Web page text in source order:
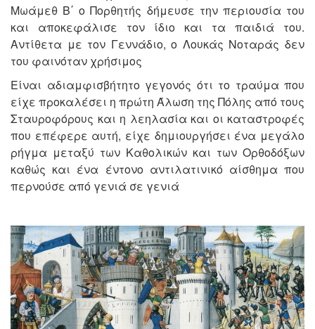
Μωάμεθ Β΄ ο Πορθητής δήμευσε την περιουσία του
και αποκεφάλισε τον ίδιο και τα παιδιά του.
Αντίθετα με τον Γεννάδιο, ο Λουκάς Νοταράς δεν
του φαινόταν χρήσιμος
Είναι αδιαμφισβήτητο γεγονός ότι το τραύμα που
είχε προκαλέσει η πρώτη Άλωση της Πόλης από τους
Σταυροφόρους και η λεηλασία και οι καταστροφές
που επέφερε αυτή, είχε δημιουργήσει ένα μεγάλο
ρήγμα μεταξύ των Καθολικών και των Ορθοδόξων
καθώς και ένα έντονο αντιλατινικό αίσθημα που
περνούσε από γενιά σε γενιά